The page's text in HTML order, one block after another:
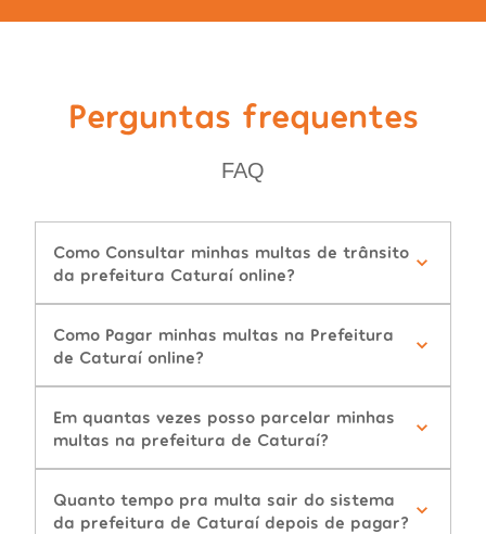
Perguntas frequentes
FAQ
Como Consultar minhas multas de trânsito
da prefeitura Caturaí online?
Como Pagar minhas multas na Prefeitura
de Caturaí online?
Em quantas vezes posso parcelar minhas
multas na prefeitura de Caturaí?
Quanto tempo pra multa sair do sistema
da prefeitura de Caturaí depois de pagar?